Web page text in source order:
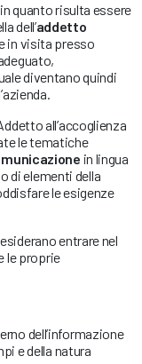
quanto risulta essere
dell’addetto
in visita presso
diventano quindi
all’accoglienza
le tematiche
in lingua
di elementi della
le esigenze
entrare nel
le proprie
dell’informazione
e della natura